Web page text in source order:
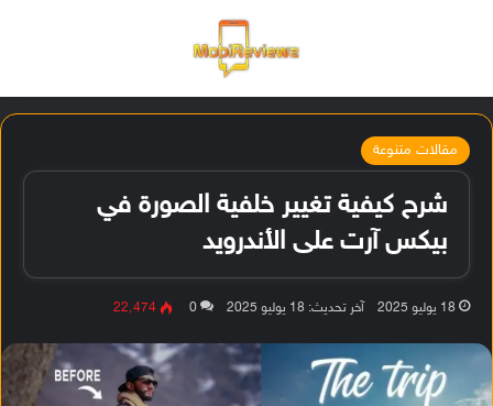
مقالات متنوعة
شرح كيفية تغيير خلفية الصورة في
بيكس آرت على الأندرويد
18 يوليو 2025 آخر تحديث: 18 يوليو 2025 0 22٬474